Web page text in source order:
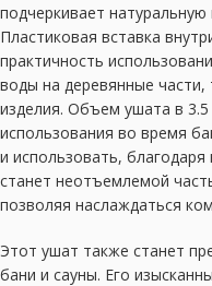
подчеркивает
Пластиковая вставка
практичность
воды на деревянные
изделия. Объем ушата в
использования во время
и использовать,
станет неотъемлемой
позволяя наслаждаться
Этот ушат также станет
бани и сауны. Его